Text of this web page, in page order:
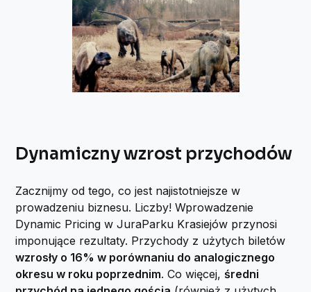
Dynamiczny wzrost przychodów
Zacznijmy od tego, co jest najistotniejsze w
prowadzeniu biznesu. Liczby! Wprowadzenie
Dynamic Pricing w JuraParku Krasiejów przynosi
imponujące rezultaty. Przychody z użytych biletów
wzrosły o 16% w porównaniu do analogicznego
okresu w roku poprzednim. Co więcej, średni